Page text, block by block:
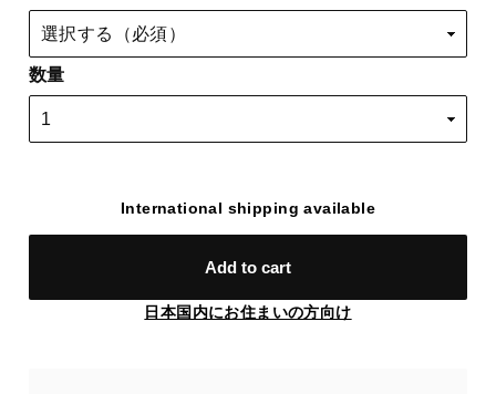
数量
International shipping available
Add to cart
日本国内にお住まいの方向け